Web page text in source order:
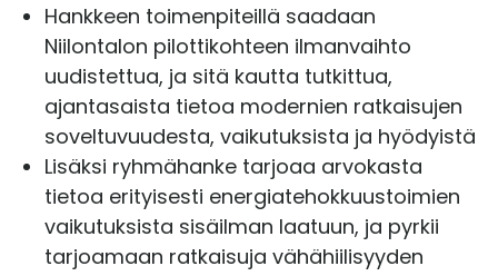
Hankkeen toimenpiteillä saadaan
Niilontalon pilottikohteen ilmanvaihto
uudistettua, ja sitä kautta tutkittua,
ajantasaista tietoa modernien ratkaisujen
soveltuvuudesta, vaikutuksista ja hyödyistä
Lisäksi ryhmähanke tarjoaa arvokasta
tietoa erityisesti energiatehokkuustoimien
vaikutuksista sisäilman laatuun, ja pyrkii
tarjoamaan ratkaisuja vähähiilisyyden